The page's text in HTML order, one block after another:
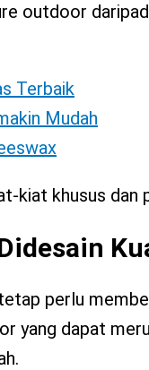
outdoor
Terbaik
Mudah
kiat khusus dan
perlu
yang dapat